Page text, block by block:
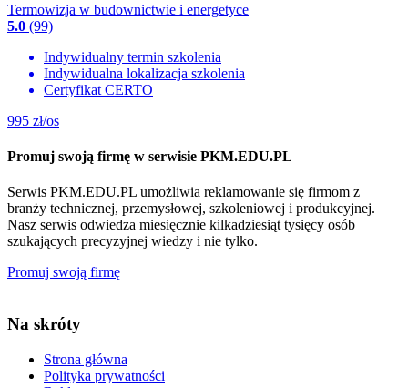
Termowizja w budownictwie i energetyce
5.0 (99)
Indywidualny termin szkolenia
Indywidualna lokalizacja szkolenia
Certyfikat CERTO
995 zł/os
Promuj swoją firmę w serwisie PKM.EDU.PL
Serwis PKM.EDU.PL umożliwia reklamowanie się firmom z
branży technicznej, przemysłowej, szkoleniowej i produkcyjnej.
Nasz serwis odwiedza miesięcznie kilkadziesiąt tysięcy osób
szukających precyzyjnej wiedzy i nie tylko.
Promuj swoją firmę
Na skróty
Strona główna
Polityka prywatności